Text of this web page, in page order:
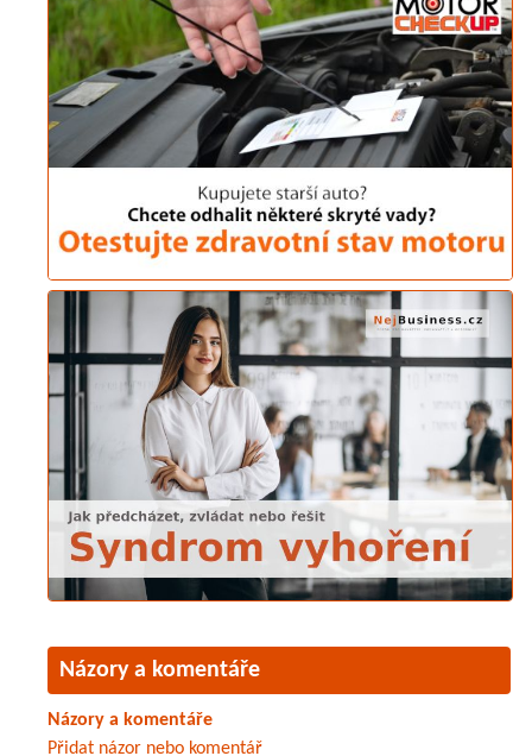
Názory a komentáře
Názory a komentáře
Přidat názor nebo komentář